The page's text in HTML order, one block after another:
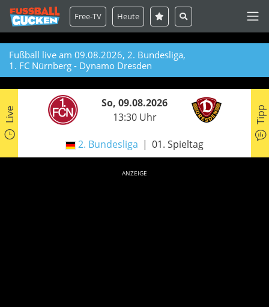
Free-TV Heute
Fußball live am 09.08.2026, 2. Bundesliga,
1. FC Nürnberg - Dynamo Dresden
Live
So, 09.08.2026
13:30 Uhr
2. Bundesliga 01. Spieltag
Tipp
ANZEIGE